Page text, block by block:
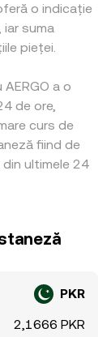
o indicație
iar suma
pieței.
a o
de ore,
curs de
fiind de
ultimele 24
PKR
2,1666 PKR